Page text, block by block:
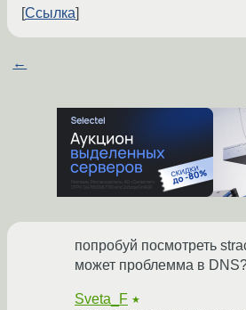
Ссылка
←
попробуй посмотреть
может проблемма в
Sveta_F ★